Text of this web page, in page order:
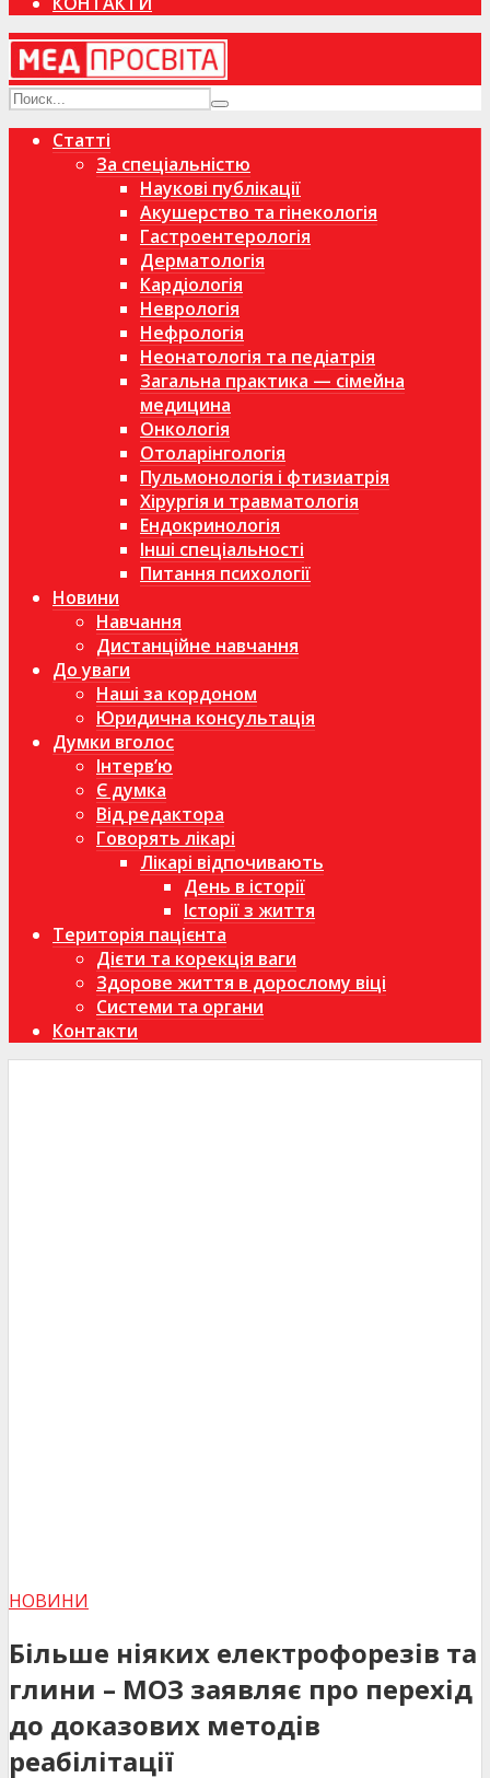
Статті
За спеціальністю
Наукові публікації
Акушерство та гінекологія
Гастроентерологія
Дерматологія
Кардіологія
Неврологія
Нефрологія
Неонатологія та педіатрія
Загальна практика — сімейна
медицина
Онкологія
Отоларінгологія
Пульмонологія і фтизиатрія
Хірургія и травматологія
Ендокринологія
Інші спеціальності
Питання психології
Новини
Навчання
Дистанційне навчання
До уваги
Наші за кордоном
Юридична консультація
Думки вголос
Інтерв’ю
Є думка
Від редактора
Говорять лікарі
Лікарі відпочивають
День в історії
Історії з життя
Територія пацієнта
Дієти та корекція ваги
Здорове життя в дорослому віці
Системи та органи
Контакти
НОВИНИ
Більше ніяких електрофорезів та
глини – МОЗ заявляє про перехід
до доказових методів
реабілітації